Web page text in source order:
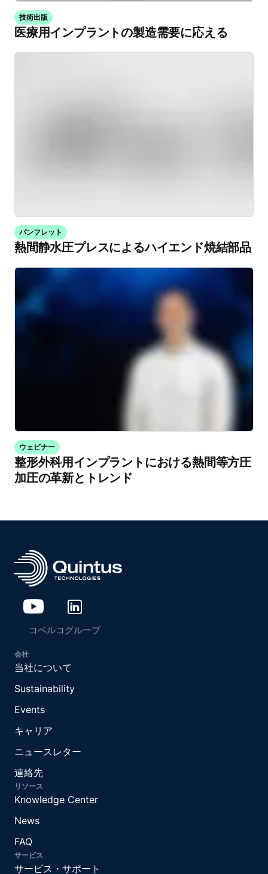
技術出版
医療用インプラントの製造需要に応える
パンフレット
熱間静水圧プレスによるハイエンド焼結部品
ウェビナー
整形外科用インプラントにおける熱間等方圧
加圧の革新とトレンド
コベルコグループ
会社
当社について
Sustainability
Events
キャリア
ニュースレター
連絡先
リソース
Knowledge Center
News
FAQ
サービス
サービス・サポート